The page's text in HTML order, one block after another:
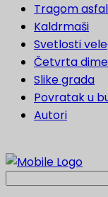
Tragom
Kaldrmaši
Svetlosti
Četvrta
Slike grada
Povratak u
Autori